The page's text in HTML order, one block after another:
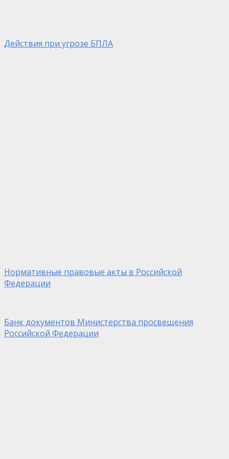
Действия при угрозе БПЛА
Нормативные правовые акты в Российской
Федерации
Банк документов Министерства просвещения
Российской Федерации